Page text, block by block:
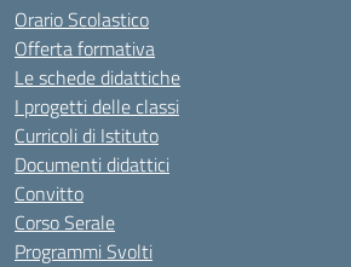
Orario Scolastico
Offerta formativa
Le schede didattiche
I progetti delle classi
Curricoli di Istituto
Documenti didattici
Convitto
Corso Serale
Programmi Svolti